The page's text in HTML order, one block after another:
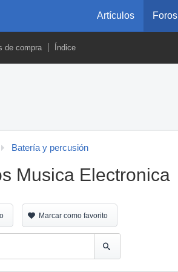
Artículos Foros
de compra Índice
Batería y percusión
Musica Electronica
Marcar como favorito